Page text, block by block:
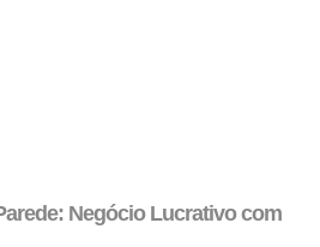
Negócio Lucrativo com